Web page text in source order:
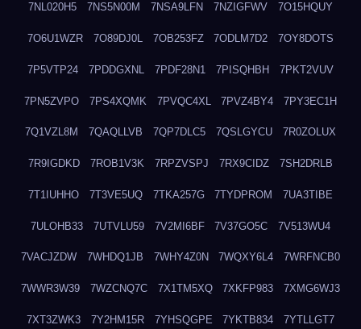
7NL020H5 7NS5N00M 7NSA9LFN 7NZIGFWV 7O15HQUY
7O6U1WZR 7O89DJ0L 7OB253FZ 7ODLM7D2 7OY8DOTS
7P5VTP24 7PDDGXNL 7PDF28N1 7PISQHBH 7PKT2VUV
7PN5ZVPO 7PS4XQMK 7PVQC4XL 7PVZ4BY4 7PY3EC1H
7Q1VZL8M 7QAQLLVB 7QP7DLC5 7QSLGYCU 7R0ZOLUX
7R9IGDKD 7ROB1V3K 7RPZVSPJ 7RX9CIDZ 7SH2DRLB
7T1IUHHO 7T3VE5UQ 7TKA257G 7TYDPROM 7UA3TIBE
7ULOHB33 7UTVLU59 7V2MI6BF 7V37GO5C 7V513WU4
7VACJZDW 7WHDQ1JB 7WHY4Z0N 7WQXY6L4 7WRFNCB0
7WWR3W39 7WZCNQ7C 7X1TM5XQ 7XKFP983 7XMG6WJ3
7XT3ZWK3 7Y2HM15R 7YHSQGPE 7YKTB834 7YTLLGT7